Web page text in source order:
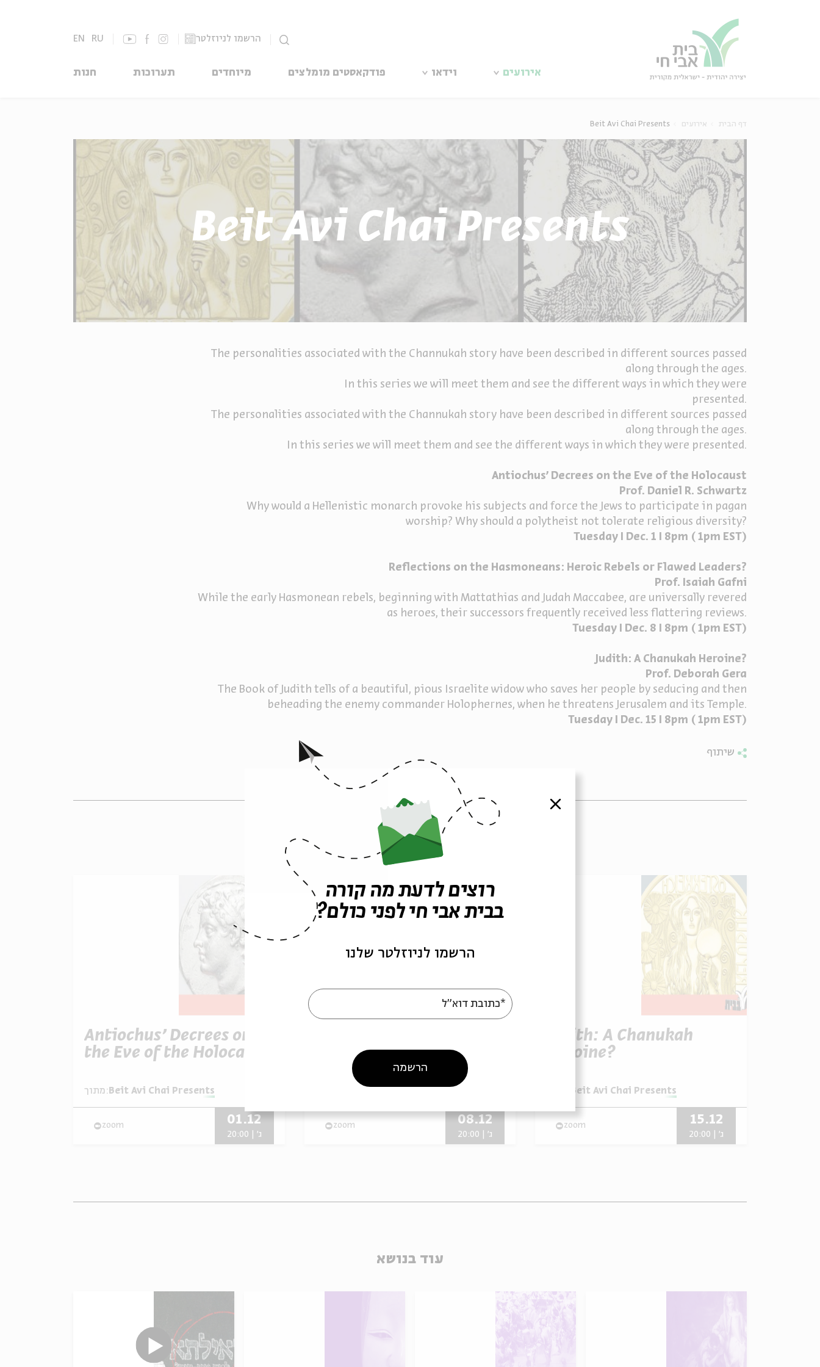
הרשמו לניוזלטר EN RU
אירועים וידאו פודקאסטים מומלצים מיוחדים תערוכות חנות
דף הבית אירועים Beit Avi Chai Presents
Beit Avi Chai Presents
The personalities associated with the Channukah story have been described in different sources passed
along through the ages.
In this series we will meet them and see the different ways in which they were
presented.
The personalities associated with the Channukah story have been described in different sources passed
along through the ages.
In this series we will meet them and see the different ways in which they were presented.
Antiochus' Decrees on the Eve of the Holocaust
Prof. Daniel R. Schwartz
Why would a Hellenistic monarch provoke his subjects and force the Jews to participate in pagan
worship? Why should a polytheist not tolerate religious diversity?
Tuesday I Dec. 1 I 8pm ( 1pm EST)
Reflections on the Hasmoneans: Heroic Rebels or Flawed Leaders?
While the early Hasmonean rebels, beginning with Mattathias and Judah Maccabee, are universally revered
as heroes, their successors frequently received less flattering reviews.
Tuesday I Dec. 8 I 8pm ( 1pm EST)
Judith: A Chanukah Heroine?
Prof. Deborah Gera
The Book of Judith tells of a beautiful, pious Israelite widow who saves her people by seducing and then
beheading the enemy commander Holophernes, when he threatens Jerusalem and its Temple.
Tuesday I Dec. 15 I 8pm ( 1pm EST)
שיתוף
אירועים שהתקיימו
Judith: A Chanukah
Heroine?
Beit Avi Chai Presents
zoom 15.12
ג' | 20:00
Hasmoneans: Heroic
Rebels or Flawed
Leaders?
zoom 08.12
ג' | 20:00
Antiochus' Decrees on
the Eve of the Holocaust
מתוך: Beit Avi Chai Presents
zoom 01.12
ג' | 20:00
עוד בנושא
סגור
רוצים לדעת מה קורה
בבית אבי חי לפני כולם?
הרשמו לניוזלטר שלנו
*כתובת דוא"ל
הרשמה